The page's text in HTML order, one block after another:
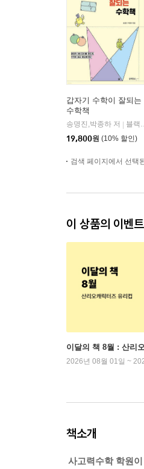
갑자기 수학이 잘되는
수학책
송명진,박종하 저
블랙피쉬
19,800원 (10% 할인)
검색 페이지에서 선택
이 상품의 이벤트
이달의 책 8월 : 산리
2026년 08월 01일 ~
책소개
사고력수학 학원